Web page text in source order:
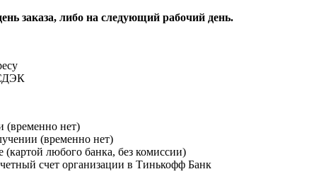
заказа, либо на следующий рабочий день.
(временно нет)
(временно нет)
(картой любого банка, без комиссии)
счет организации в Тинькофф Банк